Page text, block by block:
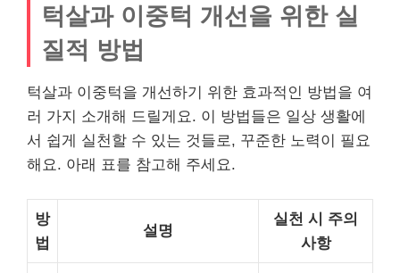
턱살과 이중턱 개선을 위한 실
질적 방법
턱살과 이중턱을 개선하기 위한 효과적인 방법을 여
러 가지 소개해 드릴게요. 이 방법들은 일상 생활에
서 쉽게 실천할 수 있는 것들로, 꾸준한 노력이 필요
해요. 아래 표를 참고해 주세요.
방
법
설명
실천 시 주의
사항